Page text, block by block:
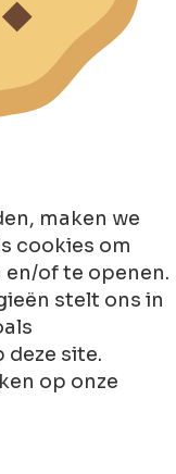
maken we
cookies om
of te openen.
stelt ons in
deze site.
op onze